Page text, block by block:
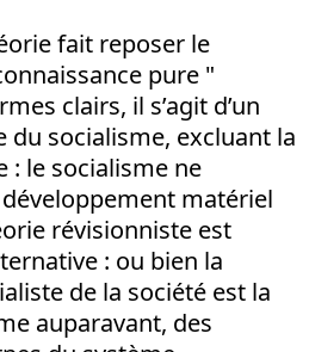
fait reposer le
pure "
clairs, il s’agit d’un
socialisme, excluant la
: le socialisme ne
développement matériel
révisionniste est
: ou bien la
de la société est la
auparavant, des